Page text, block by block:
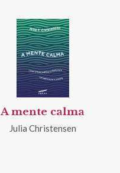
A mente calma
Julia Christensen